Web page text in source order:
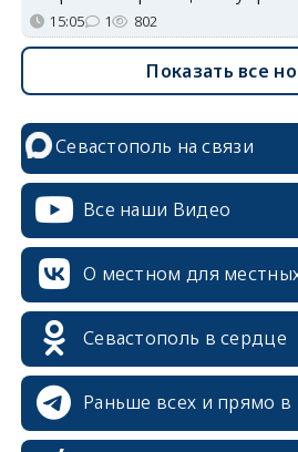
15:05 1 802
Показать все
Севастополь на связи
Все наши Видео
О местном для
Севастополь в сердце
Раньше всех и прямо в